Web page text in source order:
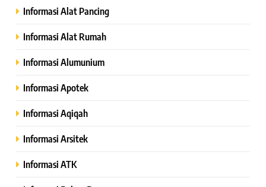
Informasi Alat Pancing
Informasi Alat Rumah
Informasi Alumunium
Informasi Apotek
Informasi Aqiqah
Informasi Arsitek
Informasi ATK